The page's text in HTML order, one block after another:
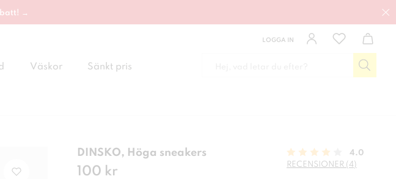
→
LOGGA IN
Väskor Sänkt pris
DINSKO, Höga sneakers
Pris: 100 kr
100 kr
4.0
RECENSIONER (4)